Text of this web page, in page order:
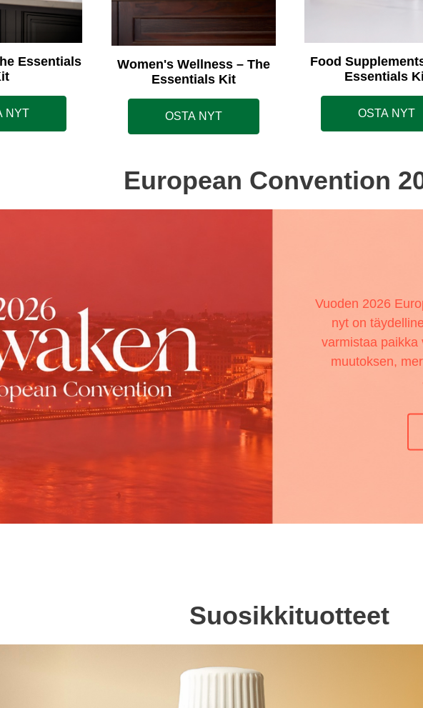
Essentials
NYT
Women's Wellness – The
Essentials Kit
OSTA NYT
Food
Essentials
OSTA NYT
European Convention
Vuoden 2026
nyt on
varmistaa paikka
muutoksen,
Suosikkituotteet